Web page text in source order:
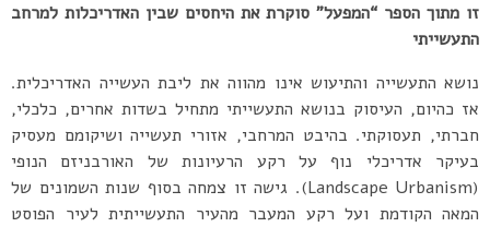
זו מתוך הספר “המפעל” סוקרת את היחסים שבין האדריכלות למרחב
התעשייתי
נושא התעשייה והתיעוש אינו מהווה את ליבת העשייה האדריכלית.
אז כהיום, העיסוק בנושא התעשייתי מתחיל בשדות אחרים, כלכלי,
חברתי, תעסוקתי. בהיבט המרחבי, אזורי תעשייה ושיקומם מעסיק
בעיקר אדריכלי נוף על רקע הרעיונות של האורבניזם הנופי
(Landscape Urbanism). גישה זו צמחה בסוף שנות השמונים של
המאה הקודמת ועל רקע המעבר מהעיר התעשייתית לעיר הפוסט